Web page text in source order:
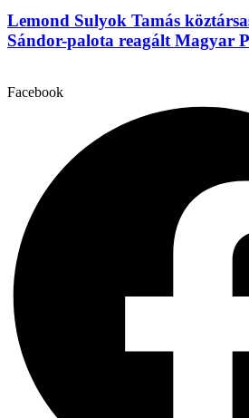
Lemond Sulyok Tamás
Sándor-palota reagált Magyar
Facebook